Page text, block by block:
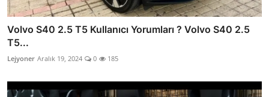
Volvo S40 2.5 T5 Kullanıcı Yorumları ? Volvo S40 2.5
T5...
Lejyoner Aralık 19, 2024 0 185